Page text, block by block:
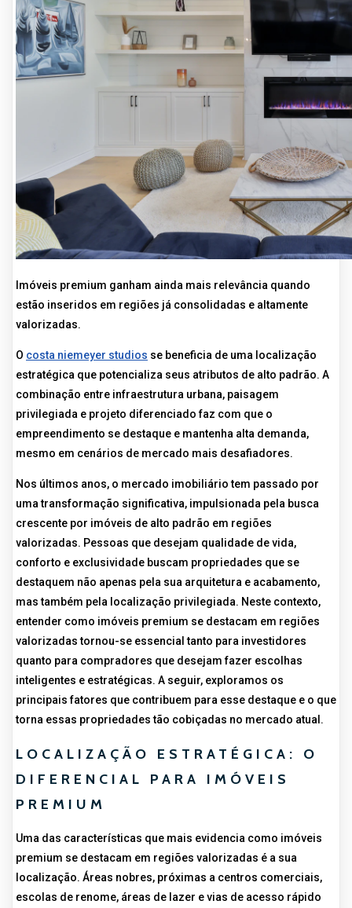
Imóveis premium ganham ainda mais relevância quando
estão inseridos em regiões já consolidadas e altamente
valorizadas.
O costa niemeyer studios se beneficia de uma localização
estratégica que potencializa seus atributos de alto padrão. A
combinação entre infraestrutura urbana, paisagem
privilegiada e projeto diferenciado faz com que o
empreendimento se destaque e mantenha alta demanda,
mesmo em cenários de mercado mais desafiadores.
Nos últimos anos, o mercado imobiliário tem passado por
uma transformação significativa, impulsionada pela busca
crescente por imóveis de alto padrão em regiões
valorizadas. Pessoas que desejam qualidade de vida,
conforto e exclusividade buscam propriedades que se
destaquem não apenas pela sua arquitetura e acabamento,
mas também pela localização privilegiada. Neste contexto,
entender como imóveis premium se destacam em regiões
valorizadas tornou-se essencial tanto para investidores
quanto para compradores que desejam fazer escolhas
inteligentes e estratégicas. A seguir, exploramos os
principais fatores que contribuem para esse destaque e o que
torna essas propriedades tão cobiçadas no mercado atual.
LOCALIZAÇÃO ESTRATÉGICA: O
DIFERENCIAL PARA IMÓVEIS
PREMIUM
Uma das características que mais evidencia como imóveis
premium se destacam em regiões valorizadas é a sua
localização. Áreas nobres, próximas a centros comerciais,
escolas de renome, áreas de lazer e vias de acesso rápido